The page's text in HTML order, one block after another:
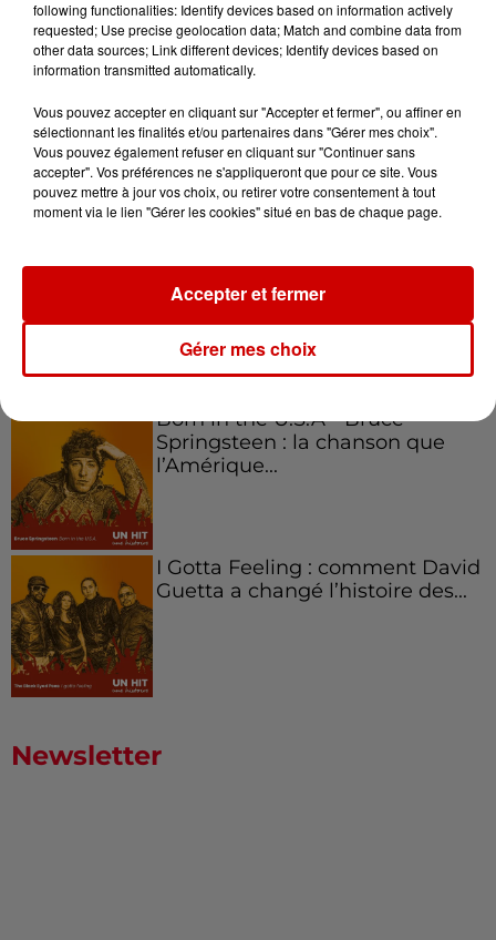
Podcasts
Kelly Massol, figure
emblématique de
l'entrepreneuriat féminin
Aménager un school bus au
Canada et accueillir les bleus à
Born in the U.S.A - Bruce
Springsteen : la chanson que
l’Amérique...
I Gotta Feeling : comment David
Guetta a changé l’histoire des...
Newsletter
following functionalities: Identify devices based on information actively
requested; Use precise geolocation data; Match and combine data from
other data sources; Link different devices; Identify devices based on
information transmitted automatically.
Vous pouvez accepter en cliquant sur "Accepter et fermer", ou affiner en
sélectionnant les finalités et/ou partenaires dans "Gérer mes choix".
Vous pouvez également refuser en cliquant sur "Continuer sans
accepter". Vos préférences ne s'appliqueront que pour ce site. Vous
pouvez mettre à jour vos choix, ou retirer votre consentement à tout
moment via le lien "Gérer les cookies" situé en bas de chaque page.
Gérer mes choix
Accepter et fermer